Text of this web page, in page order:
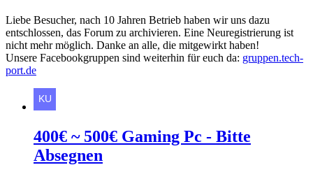
Liebe Besucher, nach 10 Jahren Betrieb haben wir uns dazu
entschlossen, das Forum zu archivieren. Eine Neuregistrierung ist
nicht mehr möglich. Danke an alle, die mitgewirkt haben!
Unsere Facebookgruppen sind weiterhin für euch da: gruppen.tech-
port.de
400€ ~ 500€ Gaming Pc - Bitte
Absegnen